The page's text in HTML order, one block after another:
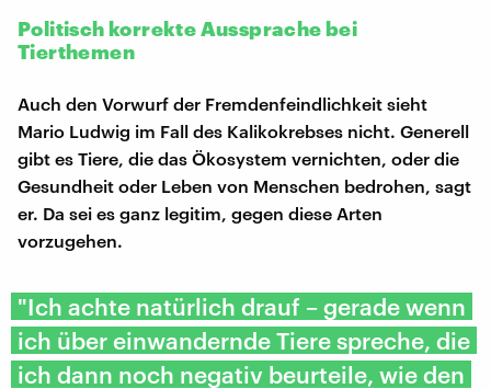
Politisch korrekte Aussprache bei
Tierthemen
Auch den Vorwurf der Fremdenfeindlichkeit sieht
Mario Ludwig im Fall des Kalikokrebses nicht. Generell
gibt es Tiere, die das Ökosystem vernichten, oder die
Gesundheit oder Leben von Menschen bedrohen, sagt
er. Da sei es ganz legitim, gegen diese Arten
vorzugehen.
"Ich achte natürlich drauf – gerade wenn
ich über einwandernde Tiere spreche, die
ich dann noch negativ beurteile, wie den